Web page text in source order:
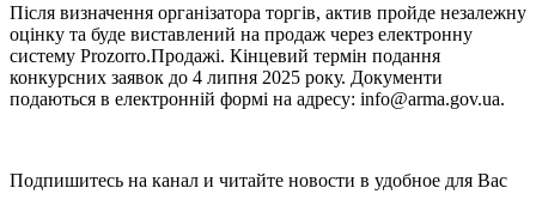
Після визначення організатора торгів, актив пройде незалежну
оцінку та буде виставлений на продаж через електронну
систему Prozorro.Продажі. Кінцевий термін подання
конкурсних заявок до 4 липня 2025 року. Документи
подаються в електронній формі на адресу: info@arma.gov.ua.
Подпишитесь на канал и читайте новости в удобное для Вас